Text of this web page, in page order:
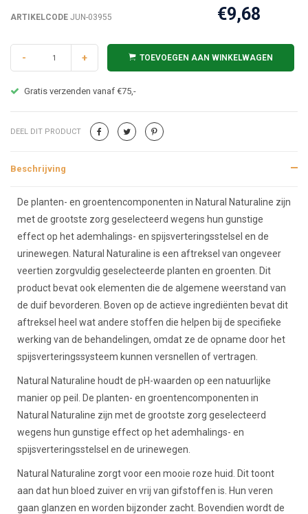
ARTIKELCODE JUN-03955 €9,68
- + TOEVOEGEN AAN WINKELWAGEN
Gratis verzenden vanaf €75,-
DEEL DIT PRODUCT
Beschrijving
Beschrijving
De planten- en groentencomponenten in Natural Naturaline zijn
met de grootste zorg geselecteerd wegens hun gunstige
effect op het ademhalings- en spijsverteringsstelsel en de
urinewegen. Natural Naturaline is een aftreksel van ongeveer
veertien zorgvuldig geselecteerde planten en groenten. Dit
product bevat ook elementen die de algemene weerstand van
de duif bevorderen. Boven op de actieve ingrediënten bevat dit
aftreksel heel wat andere stoffen die helpen bij de specifieke
werking van de behandelingen, omdat ze de opname door het
spijsverteringssysteem kunnen versnellen of vertragen.
Natural Naturaline houdt de pH-waarden op een natuurlijke
manier op peil. De planten- en groentencomponenten in
Natural Naturaline zijn met de grootste zorg geselecteerd
wegens hun gunstige effect op het ademhalings- en
spijsverteringsstelsel en de urinewegen.
Natural Naturaline zorgt voor een mooie roze huid. Dit toont
aan dat hun bloed zuiver en vrij van gifstoffen is. Hun veren
gaan glanzen en worden bijzonder zacht. Bovendien wordt de